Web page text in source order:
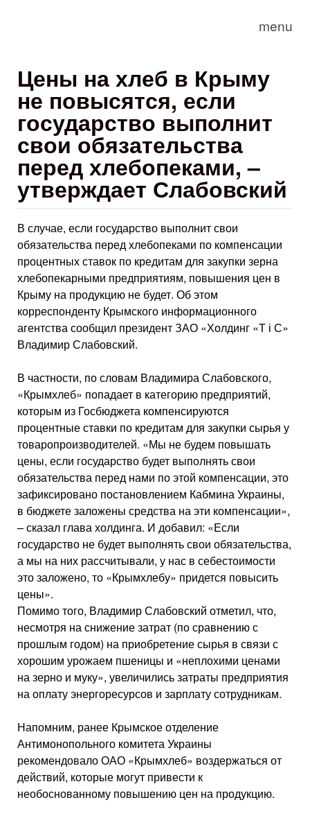
menu
Цены на хлеб в Крыму
не повысятся, если
государство выполнит
свои обязательства
перед хлебопеками, –
утверждает Слабовский
В случае, если государство выполнит свои
обязательства перед хлебопеками по компенсации
процентных ставок по кредитам для закупки зерна
хлебопекарными предприятиям, повышения цен в
Крыму на продукцию не будет. Об этом
корреспонденту Крымского информационного
агентства сообщил президент ЗАО «Холдинг «Т і С»
Владимир Слабовский.
В частности, по словам Владимира Слабовского,
«Крымхлеб» попадает в категорию предприятий,
которым из Госбюджета компенсируются
процентные ставки по кредитам для закупки сырья у
товаропроизводителей. «Мы не будем повышать
цены, если государство будет выполнять свои
обязательства перед нами по этой компенсации, это
зафиксировано постановлением Кабмина Украины,
в бюджете заложены средства на эти компенсации»,
– сказал глава холдинга. И добавил: «Если
государство не будет выполнять свои обязательства,
а мы на них рассчитывали, у нас в себестоимости
это заложено, то «Крымхлебу» придется повысить
цены».
Помимо того, Владимир Слабовский отметил, что,
несмотря на снижение затрат (по сравнению с
прошлым годом) на приобретение сырья в связи с
хорошим урожаем пшеницы и «неплохими ценами
на зерно и муку», увеличились затраты предприятия
на оплату энергоресурсов и зарплату сотрудникам.
Напомним, ранее Крымское отделение
Антимонопольного комитета Украины
рекомендовало ОАО «Крымхлеб» воздержаться от
действий, которые могут привести к
необоснованному повышению цен на продукцию.